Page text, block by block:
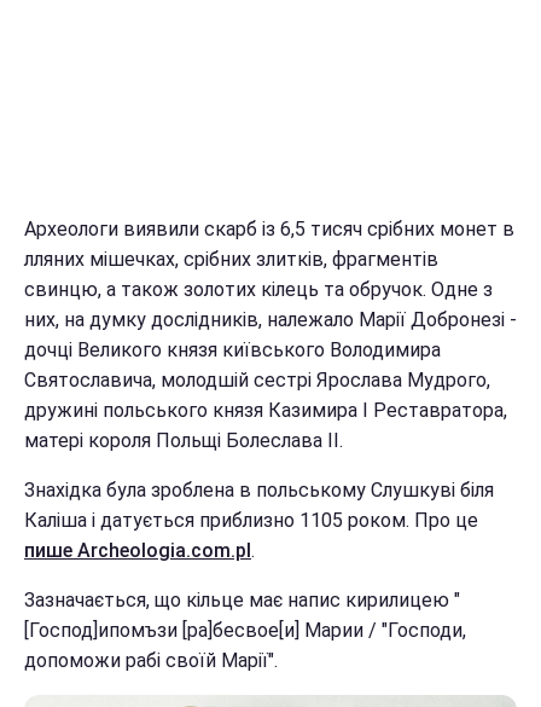
Археологи виявили скарб із 6,5 тисяч срібних монет в
лляних мішечках, срібних злитків, фрагментів
свинцю, а також золотих кілець та обручок. Одне з
них, на думку дослідників, належало Марії Добронезі -
дочці Великого князя київського Володимира
Святославича, молодшій сестрі Ярослава Мудрого,
дружині польського князя Казимира I Реставратора,
матері короля Польщі Болеслава II.
Знахідка була зроблена в польському Слушкуві біля
Каліша і датується приблизно 1105 роком. Про це
пише Archeologia.com.pl .
Зазначається, що кільце має напис кирилицею "
[Господ]ипомъзи [ра]бесвое[и] Марии / "Господи,
допоможи рабі своїй Марії".